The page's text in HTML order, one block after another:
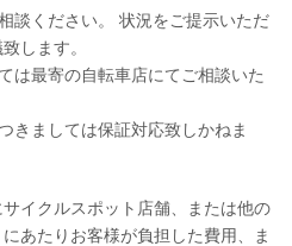
談ください。 状況をご提示いただ
します。
は最寄の自転車店にてご相談いた
きましては保証対応致しかねま
イクルスポット店舗、または他の
あたりお客様が負担した費用、ま